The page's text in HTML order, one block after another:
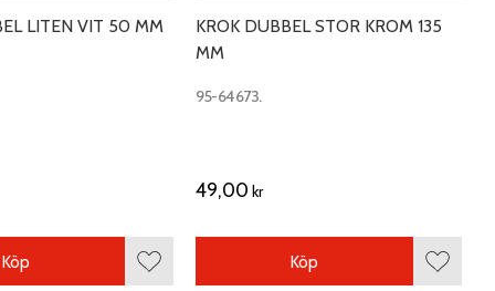
LITEN VIT 50 MM
Lägg till i favoriter
Köp
KROK DUBBEL STOR KROM 135
MM
95-64673.
49,00 kr
Lägg
Köp